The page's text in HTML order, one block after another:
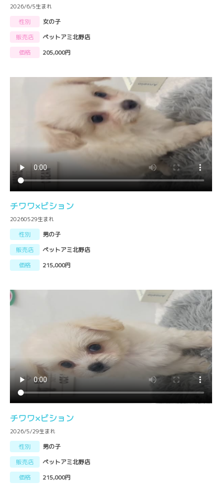
2026/6/5生まれ
性別
女の子
販売店
ペットアミ北野店
価格
205,000円
チワワ×ビション
20260529生まれ
性別
男の子
販売店
ペットアミ北野店
価格
215,000円
チワワ×ビション
2026/5/29生まれ
性別
男の子
販売店
ペットアミ北野店
価格
215,000円